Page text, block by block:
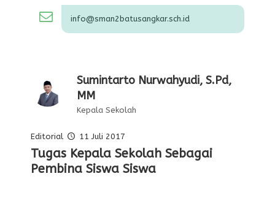
info@sman2batusangkar.sch.id
Sumintarto Nurwahyudi, S.Pd,
MM
Kepala Sekolah
Pelajaran Serta Keteladanan Dari
Para Pahlawan
Editorial 11 Juli 2017
Tugas Kepala Sekolah Sebagai
Pembina Siswa Siswa
Editorial Oleh Kepala Sekolah
Membentuk Karakter Siswa Di
Sekolah